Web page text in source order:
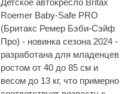
Детское автокресло Britax
Roemer Baby-Safe PRO
(Бритакс Ремер Бэби-Сэйф
Про) - новинка сезона 2024 -
разработана для младенцев
ростом от 40 до 85 см и
весом до 13 кг, что примерно